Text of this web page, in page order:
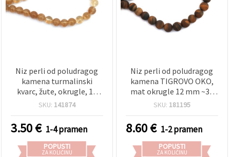
Niz perli od poludragog
kamena turmalinski
kvarc, žute, okrugle, 10
mm, cca 35 kom
SKU: 141874
3.50€ 1-4 pramen
POPUSTI
ZA KOLIČINU
Niz perli od poludragog
kamena TIGROVO OKO,
mat okrugle 12 mm ~32
kom
SKU: 181195
8.60€ 1-2 pramen
POPUSTI
ZA KOLIČINU